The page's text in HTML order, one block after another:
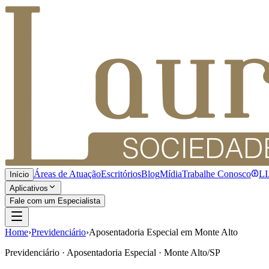
Início Áreas de AtuaçãoEscritóriosBlogMídiaTrabalhe Conosco
Aplicativos
Fale com um Especialista
Home›Previdenciário›Aposentadoria Especial em Monte Alto
Previdenciário · Aposentadoria Especial · Monte Alto/SP